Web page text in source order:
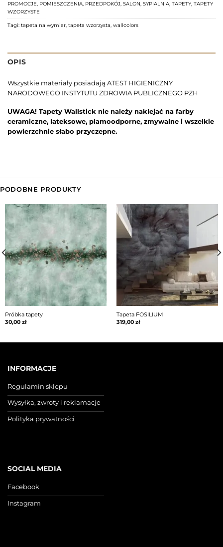
PROMOCJE, POMIESZCZENIA, PRZEDPOKÓJ, SALON, SYPIALNIA, TAPETY, TAPETY
WZORZYSTE
Tagi: tapeta na wymiar, tapeta wzorzysta, wallcolors
OPIS
Wszystkie materiały posiadają ATEST HIGIENICZNY
NARODOWEGO INSTYTUTU ZDROWIA PUBLICZNEGO PZH
UWAGA! Tapety Wallstick nie należy naklejać na farby
ceramiczne, lateksowe, plamoodporne, zmywalne i wszelkie
powierzchnie słabo przyczepne.
PODOBNE PRODUKTY
Próbka tapety
30,00 zł
Tapeta FOSILIUM
319,00 zł
INFORMACJE
Regulamin sklepu
Wysyłka, zwroty i reklamacje
Polityka prywatności
SOCIAL MEDIA
Facebook
Instagram